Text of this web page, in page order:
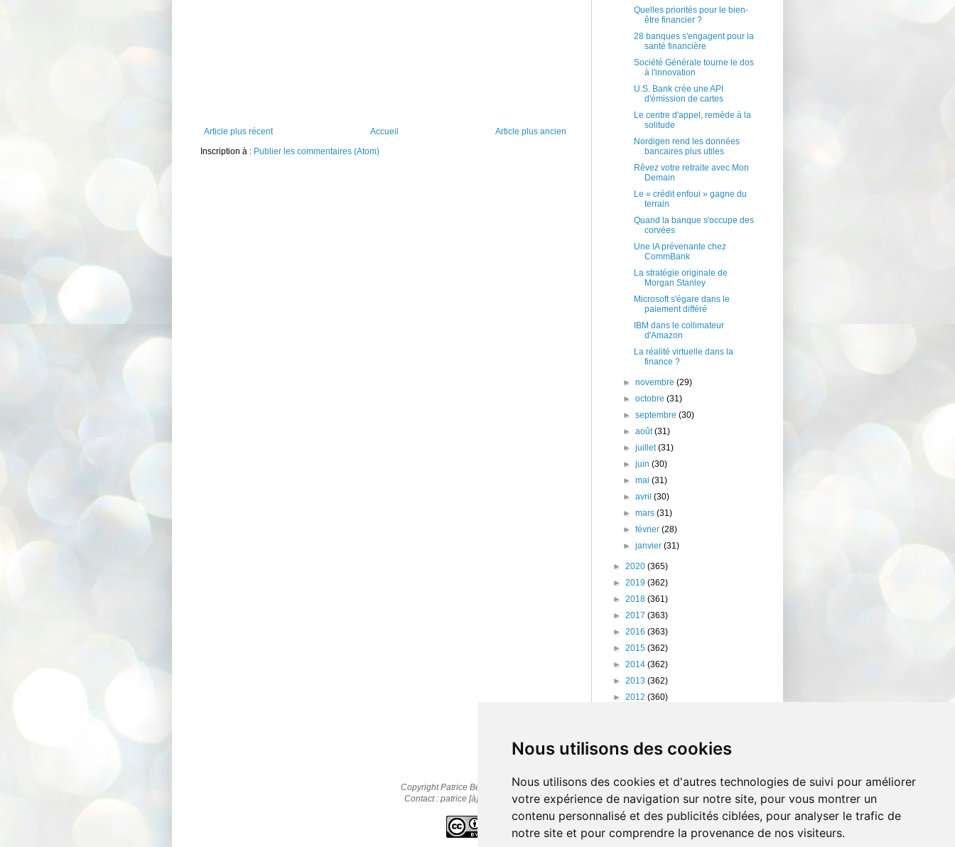
Nous utilisons des cookies
Nous utilisons des cookies et d'autres technologies de suivi pour améliorer
votre expérience de navigation sur notre site, pour vous montrer un
contenu personnalisé et des publicités ciblées, pour analyser le trafic de
notre site et pour comprendre la provenance de nos visiteurs.
Article plus récent Article plus ancien
Accueil
Inscription à : Publier les commentaires (Atom)
Quelles priorités pour le bien-
être financier ?
28 banques s'engagent pour la
santé financière
Société Générale tourne le dos
à l'innovation
U.S. Bank crée une API
d'émission de cartes
Le centre d'appel, remède à la
solitude
Nordigen rend les données
bancaires plus utiles
Rêvez votre retraite avec Mon
Demain
Le « crédit enfoui » gagne du
terrain
Quand la banque s'occupe des
corvées
Une IA prévenante chez
CommBank
La stratégie originale de
Morgan Stanley
Microsoft s'égare dans le
paiement différé
IBM dans le collimateur
d'Amazon
La réalité virtuelle dans la
finance ?
►novembre(29)
►octobre(31)
►septembre(30)
►août(31)
►juillet(31)
►juin(30)
►mai(31)
►avril(30)
►mars(31)
►février(28)
►janvier(31)
► 2020 (365)
► 2019 (362)
► 2018 (361)
► 2017 (363)
► 2016 (363)
► 2015 (362)
► 2014 (362)
► 2013 (362)
► 2012 (360)
Copyright Patrice Bernard © 2010-2025
Contact : patrice [à] cestpasmonidee.fr